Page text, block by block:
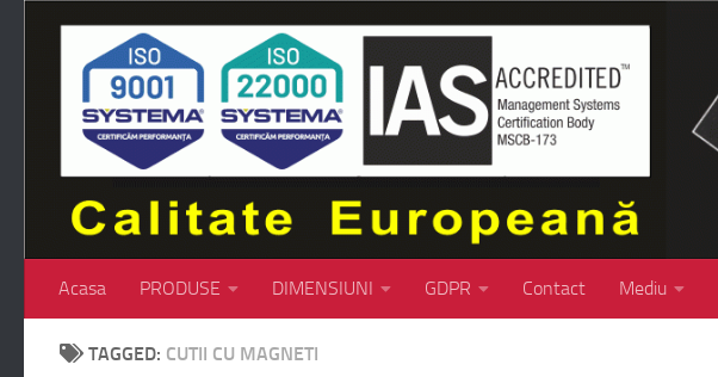
Skip to content
Acasa PRODUSE DIMENSIUNI GDPR Contact Mediu
TAGGED: CUTII CU MAGNETI